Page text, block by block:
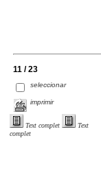
11 / 23
seleccionar
imprimir
Text complet
Text
complet